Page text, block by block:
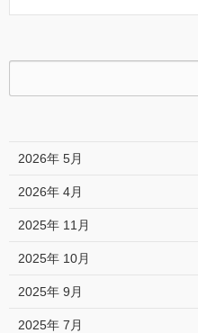
2026年 5月
2026年 4月
2025年 11月
2025年 10月
2025年 9月
2025年 7月